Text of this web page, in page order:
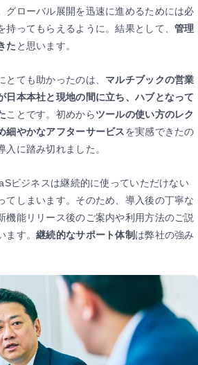
グローバル展開を迅速に進めるためには必
持ってもらえるように。結果として、管理
た と思います。
とても助かったのは、 マルチブックの営業
日本本社と現地の間に立ち、ハブとなって
ことです。初めからツールの使い方のレク
細やかなアフターサービスを実感できたの
に踏み切れました。
ビジネスは継続的に使っていただけない
てしまいます。そのため、導入後の丁寧な
機能リリース後のご案内や利用方法のご説
ます。継続的なサポート体制 は弊社の強み